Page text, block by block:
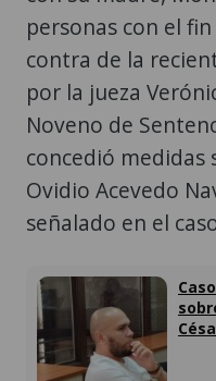
personas con el
contra de la
por la jueza
Noveno de
concedió medidas
Ovidio Acevedo
señalado en el